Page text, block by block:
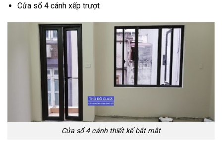
Cửa sổ 4 cánh xếp trượt
Cửa sổ 4 cánh thiết kế bắt mắt